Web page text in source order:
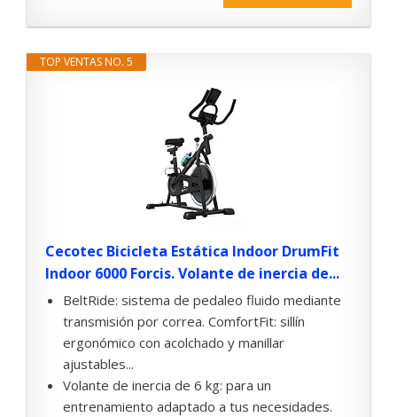
TOP VENTAS NO. 5
Cecotec Bicicleta Estática Indoor DrumFit
Indoor 6000 Forcis. Volante de inercia de...
BeltRide: sistema de pedaleo fluido mediante
transmisión por correa. ComfortFit: sillín
ergonómico con acolchado y manillar
ajustables...
Volante de inercia de 6 kg: para un
entrenamiento adaptado a tus necesidades.